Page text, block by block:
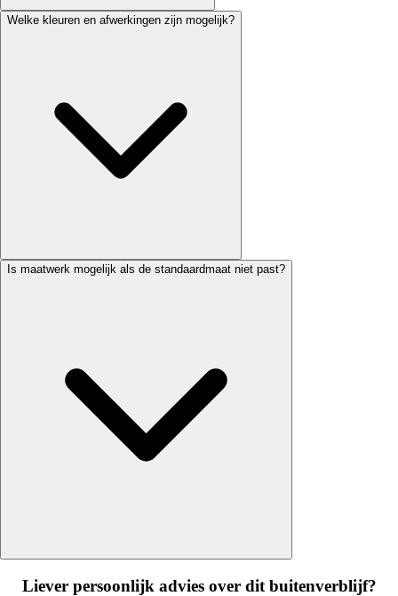
Welke kleuren en afwerkingen zijn mogelijk?
Is maatwerk mogelijk als de standaardmaat niet past?
Liever persoonlijk advies over dit buitenverblijf?